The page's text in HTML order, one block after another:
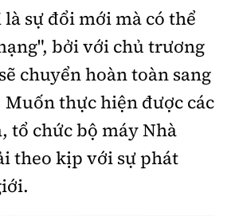
sự đổi mới mà có thể
bởi với chủ trương
chuyển hoàn toàn sang
thực hiện được các
tổ chức bộ máy Nhà
theo kịp với sự phát